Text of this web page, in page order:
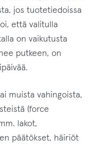
jos tuotetiedoissa
että valitulla
on vaikutusta
putkeen, on
muista vahingoista,
(force
lakot,
päätökset, häiriöt